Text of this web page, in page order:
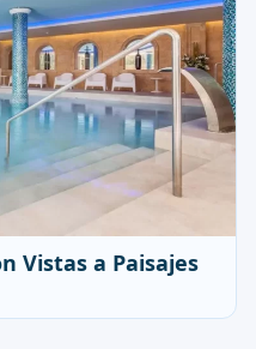
Vistas a Paisajes